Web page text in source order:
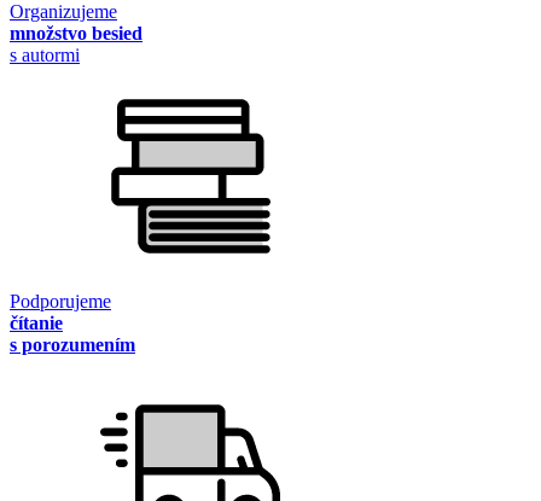
Organizujeme
množstvo besied
s autormi
Podporujeme
čítanie
s porozumením